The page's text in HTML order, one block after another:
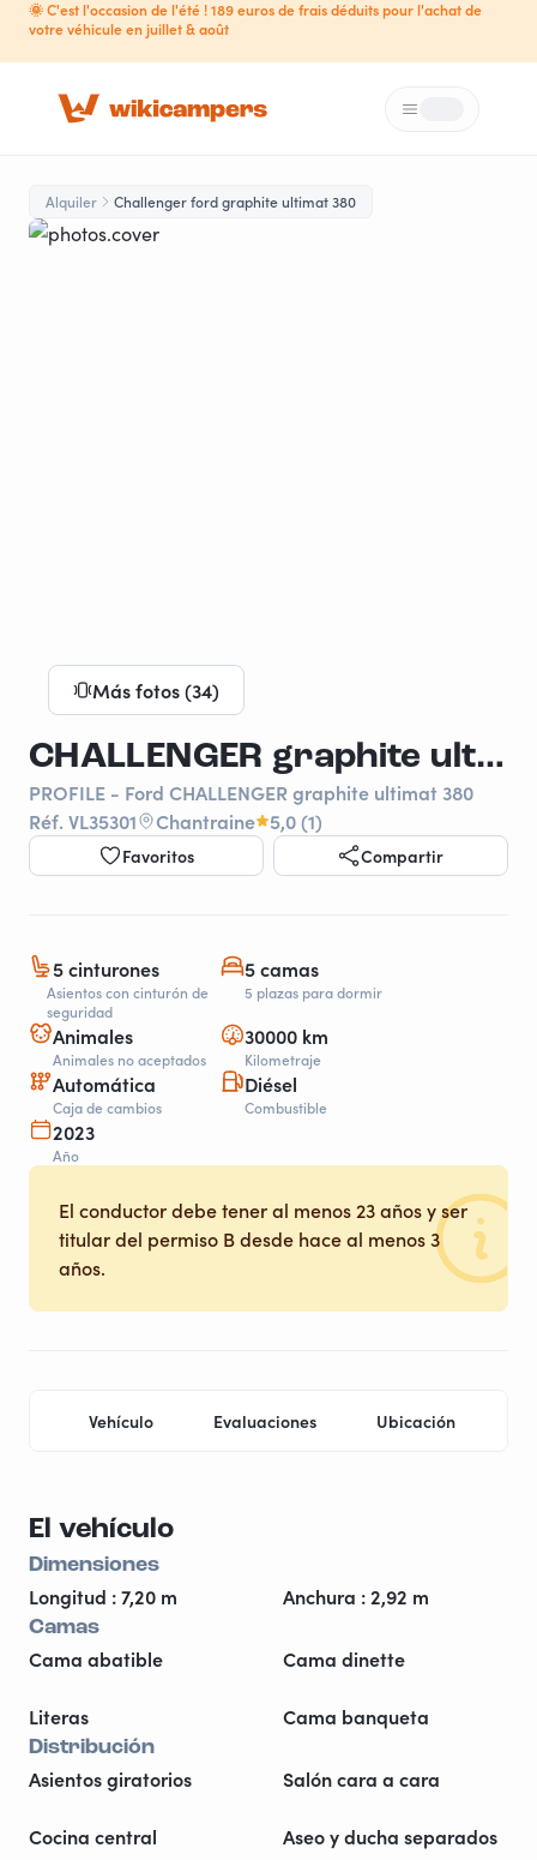
🌞 C'est l'occasion de l'été ! 189 euros de frais déduits pour l'achat de
votre véhicule en juillet & août
Loading...
Alquiler Challenger ford graphite ultimat 380
Más fotos (34)
CHALLENGER graphite ultimat 380
PROFILE - Ford CHALLENGER graphite ultimat 380
Réf. VL35301
Chantraine 5,0 (1)
Favoritos Compartir
5 cinturones
Asientos con cinturón de
seguridad
5 camas
5 plazas para dormir
Animales
Animales no aceptados
30000 km
Kilometraje
Automática
Caja de cambios
Diésel
Combustible
2023
Año
El conductor debe tener al menos 23 años y ser
titular del permiso B desde hace al menos 3
años.
Vehículo Evaluaciones Ubicación
El vehículo
Dimensiones
Longitud : 7,20 m Anchura : 2,92 m
Camas
Cama abatible Cama dinette
Literas Cama banqueta
Distribución
Asientos giratorios Salón cara a cara
Cocina central Aseo y ducha separados